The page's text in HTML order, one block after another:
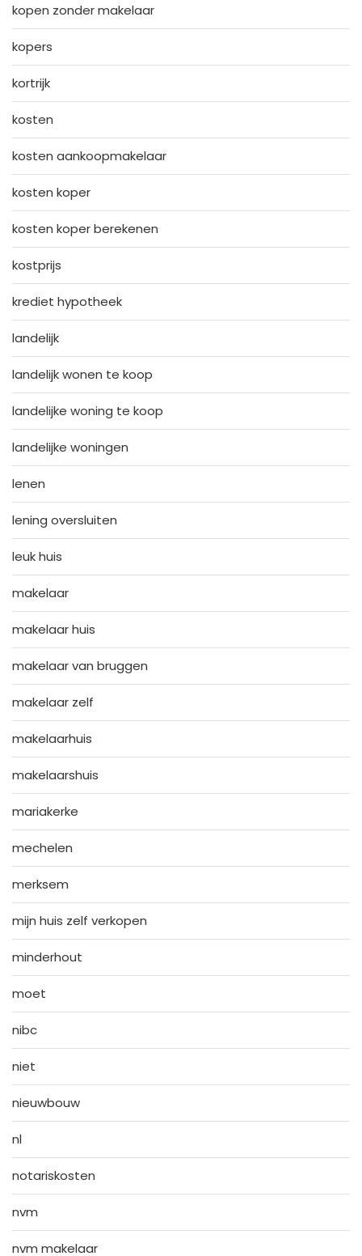
kopen zonder makelaar
kopers
kortrijk
kosten
kosten aankoopmakelaar
kosten koper
kosten koper berekenen
kostprijs
krediet hypotheek
landelijk
landelijk wonen te koop
landelijke woning te koop
landelijke woningen
lenen
lening oversluiten
leuk huis
makelaar
makelaar huis
makelaar van bruggen
makelaar zelf
makelaarhuis
makelaarshuis
mariakerke
mechelen
merksem
mijn huis zelf verkopen
minderhout
moet
nibc
niet
nieuwbouw
nl
notariskosten
nvm
nvm makelaar